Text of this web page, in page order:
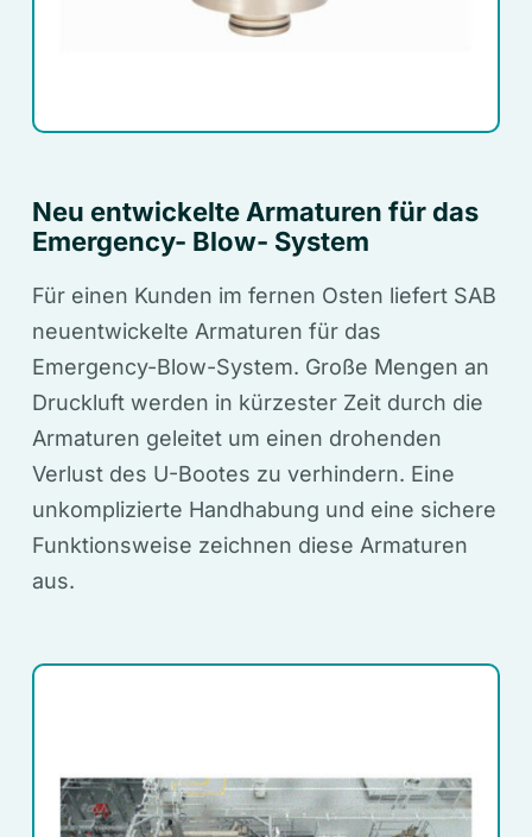
Neu entwickelte Armaturen für das
Emergency- Blow- System
Für einen Kunden im fernen Osten liefert SAB
neuentwickelte Armaturen für das
Emergency-Blow-System. Große Mengen an
Druckluft werden in kürzester Zeit durch die
Armaturen geleitet um einen drohenden
Verlust des U-Bootes zu verhindern. Eine
unkomplizierte Handhabung und eine sichere
Funktionsweise zeichnen diese Armaturen
aus.